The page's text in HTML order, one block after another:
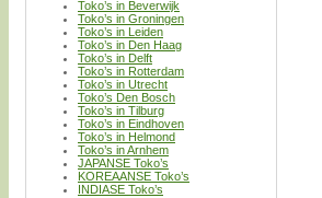
Toko’s in Beverwijk
Toko’s in Groningen
Toko’s in Leiden
Toko’s in Den Haag
Toko’s in Delft
Toko’s in Rotterdam
Toko’s in Utrecht
Toko’s Den Bosch
Toko’s in Tilburg
Toko’s in Eindhoven
Toko’s in Helmond
Toko’s in Arnhem
JAPANSE Toko’s
KOREAANSE Toko’s
INDIASE Toko’s